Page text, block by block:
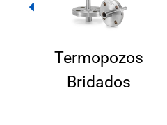
Termopozos
Bridados